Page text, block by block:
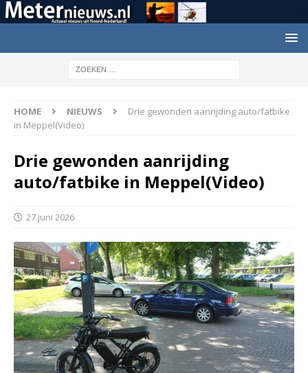
HOME NIEUWS
Drie gewonden aanrijding auto/fatbike
in Meppel(Video)
Drie gewonden aanrijding
auto/fatbike in Meppel(Video)
27 juni 2026